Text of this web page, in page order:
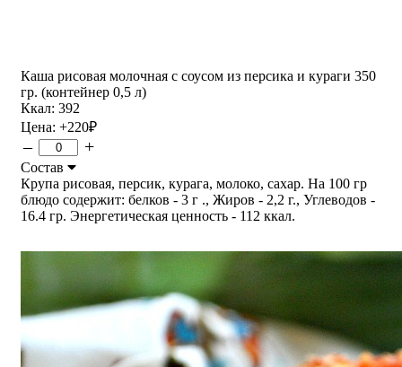
Каша рисовая молочная с соусом из персика и кураги 350
гр. (контейнер 0,5 л)
Ккал: 392
Цена: +220₽
– +
Состав
Крупа рисовая, персик, курага, молоко, сахар. На 100 гр
блюдо содержит: белков - 3 г ., Жиров - 2,2 г., Углеводов -
16.4 гр. Энергетическая ценность - 112 ккал.